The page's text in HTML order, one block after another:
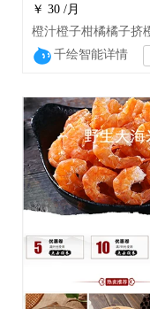
￥ 30 /月
千绘智能详情